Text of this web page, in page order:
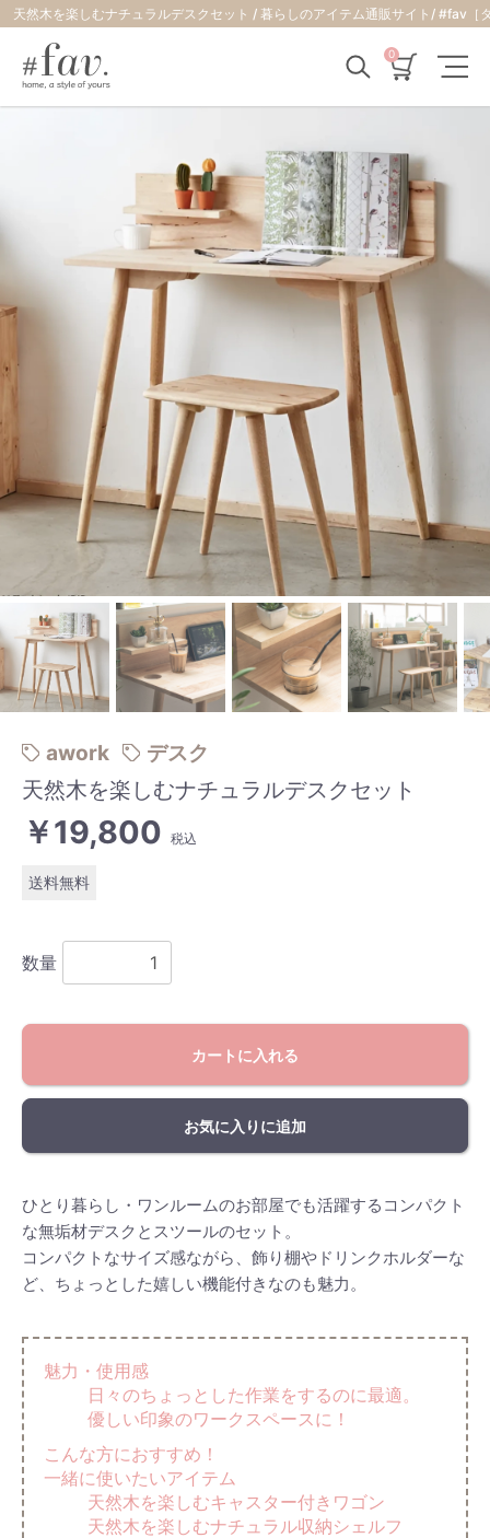
0
天然木を楽しむナチュラルデスクセット / 暮らしのアイテム通販サイ
awork
デスク
天然木を楽しむナチュラルデスクセット
￥19,800 税込
送料無料
数量
カートに入れる
お気に入りに追加
ひとり暮らし・ワンルームのお部屋でも活躍するコンパクト
な無垢材デスクとスツールのセット。
コンパクトなサイズ感ながら、飾り棚やドリンクホルダーな
ど、ちょっとした嬉しい機能付きなのも魅力。
魅力・使用感
日々のちょっとした作業をするのに最適。
優しい印象のワークスペースに！
こんな方におすすめ！
一緒に使いたいアイテム
天然木を楽しむキャスター付きワゴン
天然木を楽しむナチュラル収納シェルフ